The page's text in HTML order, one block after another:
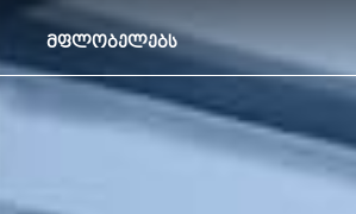
ᲛᲤᲚᲝᲑᲔᲚᲔᲑᲡ